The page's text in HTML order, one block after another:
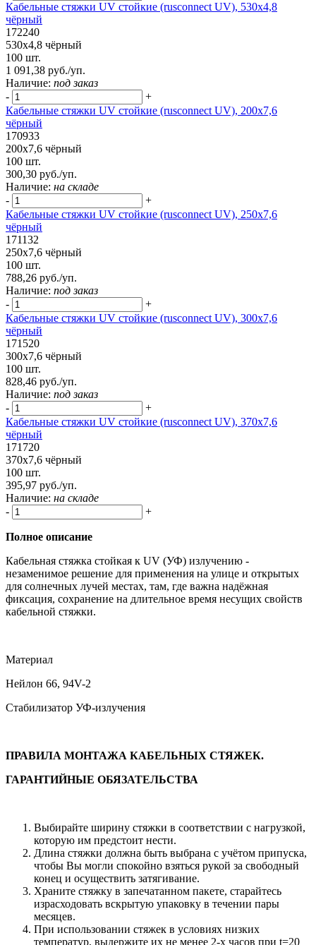
Кабельные стяжки UV стойкие (rusconnect UV), 530х4,8
чёрный
172240
530х4,8 чёрный
100 шт.
1 091,38 руб./уп.
Наличие: под заказ
-
+
Кабельные стяжки UV стойкие (rusconnect UV), 200х7,6
чёрный
170933
200х7,6 чёрный
100 шт.
300,30 руб./уп.
Наличие: на складе
-
+
Кабельные стяжки UV стойкие (rusconnect UV), 250х7,6
чёрный
171132
250х7,6 чёрный
100 шт.
788,26 руб./уп.
Наличие: под заказ
-
+
Кабельные стяжки UV стойкие (rusconnect UV), 300х7,6
чёрный
171520
300х7,6 чёрный
100 шт.
828,46 руб./уп.
Наличие: под заказ
-
+
Кабельные стяжки UV стойкие (rusconnect UV), 370х7,6
чёрный
171720
370х7,6 чёрный
100 шт.
395,97 руб./уп.
Наличие: на складе
-
+
Полное описание
Кабельная стяжка стойкая к UV (УФ) излучению -
незаменимое решение для применения на улице и открытых
для солнечных лучей местах, там, где важна надёжная
фиксация, сохранение на длительное время несущих свойств
кабельной стяжки.
Материал
Нейлон 66, 94V-2
Стабилизатор УФ-излучения
ПРАВИЛА МОНТАЖА КАБЕЛЬНЫХ СТЯЖЕК.
ГАРАНТИЙНЫЕ ОБЯЗАТЕЛЬСТВА
Выбирайте ширину стяжки в соответствии с нагрузкой,
которую им предстоит нести.
Длина стяжки должна быть выбрана с учётом припуска,
чтобы Вы могли спокойно взяться рукой за свободный
конец и осуществить затягивание.
Храните стяжку в запечатанном пакете, старайтесь
израсходовать вскрытую упаковку в течении пары
месяцев.
При использовании стяжек в условиях низких
температур, выдержите их не менее 2-х часов при t=20